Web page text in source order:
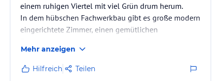
einem ruhigen Viertel mit viel Grün drum herum.
In dem hübschen Fachwerkbau gibt es große modern
eingerichtete Zimmer, einen gemütlichen
auf den Etagen und einen sehr freundlichen Inhaber.
Einzelheiten zum Hotel:
Mehr anzeigen
Hilfreich Teilen